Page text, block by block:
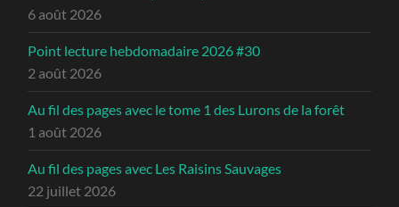
6 août 2026
Point lecture hebdomadaire 2026 #30
2 août 2026
Au fil des pages avec le tome 1 des Lurons de la forêt
1 août 2026
Au fil des pages avec Les Raisins Sauvages
22 juillet 2026